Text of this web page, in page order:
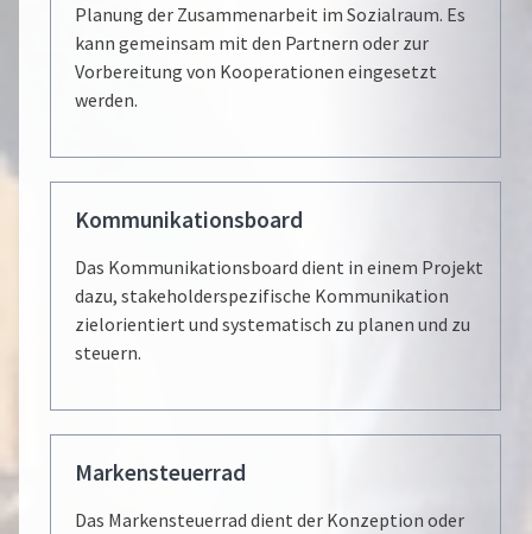
Planung der Zusammenarbeit im Sozialraum. Es
kann gemeinsam mit den Partnern oder zur
Vorbereitung von Kooperationen eingesetzt
werden.
Kommunikationsboard
Das Kommunikationsboard dient in einem Projekt
dazu, stakeholderspezifische Kommunikation
zielorientiert und systematisch zu planen und zu
steuern.
Markensteuerrad
Das Markensteuerrad dient der Konzeption oder